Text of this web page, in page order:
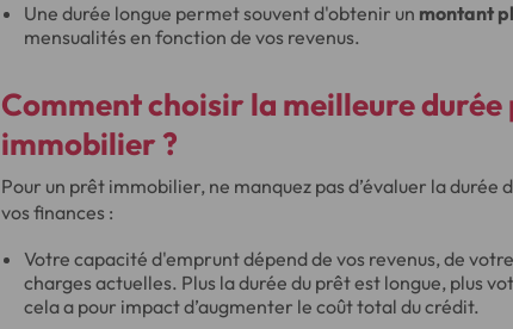
Une durée longue permet souvent d'obtenir un montant
mensualités en fonction de vos revenus.
Comment choisir la meilleure durée
immobilier ?
Pour un prêt immobilier, ne manquez pas d’évaluer la
vos finances :
Votre capacité d'emprunt dépend de vos revenus, de
charges actuelles. Plus la durée du prêt est longue, plus
cela a pour impact d’augmenter le coût total du crédit.